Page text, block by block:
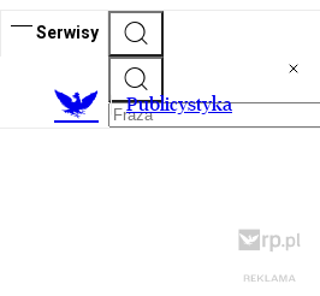
Serwisy
Publicystyka